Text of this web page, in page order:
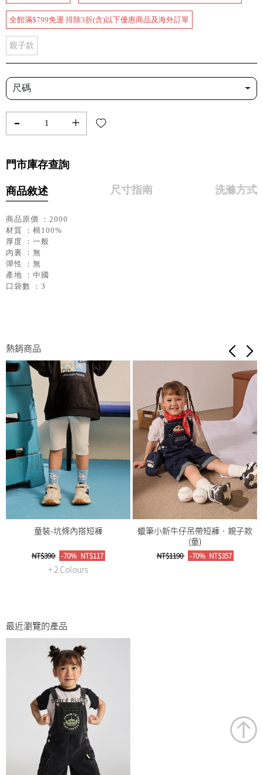
全館滿$799免運 排除3折(含)以下優惠商品及海外訂單
親子款
尺碼
- +
門市庫存查詢
商品敘述 尺寸指南 洗滌方式
商品原價 ：2000
材質 ：棉100%
厚度 ：一般
內裏 ：無
彈性 ：無
產地 ：中國
口袋數 ：3
熱銷商品
童裝-坑條內搭短褲
NT$390 -70% NT$117
+ 2 Colours
蠟筆小新牛仔吊帶短褲‧親子款
(童)
NT$1190 -70% NT$357
最近瀏覽的產品